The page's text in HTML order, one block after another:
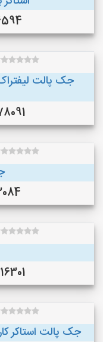
جک پالت
جک پالت استاکر